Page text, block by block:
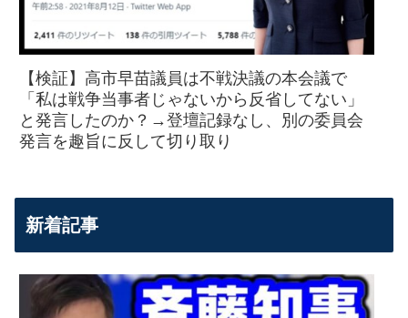
【検証】高市早苗議員は不戦決議の本会議で
「私は戦争当事者じゃないから反省してない」
と発言したのか？→登壇記録なし、別の委員会
発言を趣旨に反して切り取り
新着記事